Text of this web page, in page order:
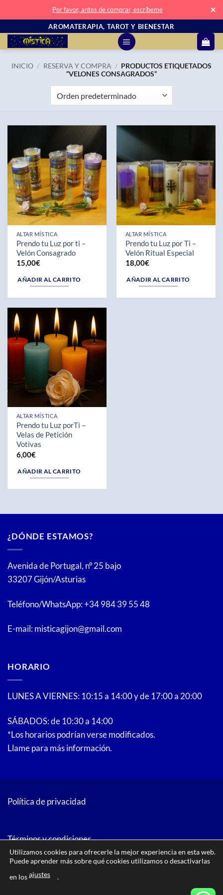
Por favor, antes de comprar, escríbeme ✕
contenido
AROMATERAPIA, TAROT Y BIENESTAR
INICIO / RESERVA Y COMPRA / PRODUCTOS ETIQUETADOS
“VELONES CONSAGRADOS”
ALTAR MÍSTICA
Prendo tu Luz por ti –
Velón Consagrado
15,00€
AÑADIR AL CARRITO
ALTAR MÍSTICA
Prendo tu Luz por Ti –
Velón Ritual Especial
18,00€
AÑADIR AL CARRITO
ALTAR MÍSTICA
Prendo tu Luz porTi –
Velas de Petición
Votivas
6,00€
AÑADIR AL CARRITO
¿DÓNDE ESTAMOS?
Avenida de Portugal, nº 25 bajo
33207 Gijón/Asturias
Teléfono/WhatsApp: +34 984 39 55 48
E-mail: misticagijon@gmail.com
HORARIO
LUNES A VIERNES: 10:15 a 14:00 y de 17:00 a 20:00
SÁBADOS: de 10:30 a 14:00
*Los horarios podrían verse modificados.
Llame para más información.
Política de privacidad
Términos y condiciones
Visa
Utilizamos cookies para ofrecerle la mejor experiencia en esta web.
Puede aprender más sobre qué cookies utilizamos o desactivarlas
en losajustes .